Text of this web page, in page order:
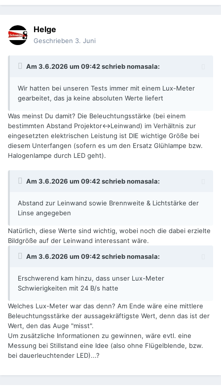
Helge
Geschrieben 3. Juni
Am 3.6.2026 um 09:42 schriebnomasala:
Wir hatten bei unseren Tests immer mit einem Lux-Meter
gearbeitet, das ja keine absoluten Werte liefert
Was meinst Du damit? Die Beleuchtungsstärke (bei einem
bestimmten Abstand Projektor<->Leinwand) im Verhältnis zur
eingesetzten elektrischen Leistung ist DIE wichtige Größe bei
diesem Unterfangen (sofern es um den Ersatz Glühlampe bzw.
Halogenlampe durch LED geht).
Am 3.6.2026 um 09:42 schriebnomasala:
Abstand zur Leinwand sowie Brennweite & Lichtstärke der
Linse angegeben
Natürlich, diese Werte sind wichtig, wobei noch die dabei erzielte
Bildgröße auf der Leinwand interessant wäre.
Am 3.6.2026 um 09:42 schriebnomasala:
Erschwerend kam hinzu, dass unser Lux-Meter
Schwierigkeiten mit 24 B/s hatte
Welches Lux-Meter war das denn? Am Ende wäre eine mittlere
Beleuchtungsstärke der aussagekräftigste Wert, denn das ist der
Wert, den das Auge "misst".
Um zusätzliche Informationen zu gewinnen, wäre evtl. eine
Messung bei Stillstand eine Idee (also ohne Flügelblende, bzw.
bei dauerleuchtender LED)...?